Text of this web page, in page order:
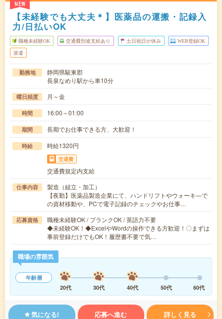
NEW
【未経験でも大丈夫＊】医薬品の運搬・記録入
力/日払いOK
職種未経験OK 交通費別途支給あり 土日祝日が休み WEB登録OK
派遣
勤務地
静岡県駿東郡
長泉なめり駅から車10分
曜日頻度 月～金
時間 16:00～01:00
期間 長期でお仕事できる方、大歓迎！
時給 時給1320円
交通費
交通費規定内支給
仕事内容
製造（組立・加工）
【夜勤】医薬品製造企業にて、ハンドリフトやウォーキ―で
の資材移動や、PCで電子記録のチェックやお仕事…
応募資格
職種未経験OK / ブランクOK / 英語力不要
◆未経験OK！◆ExcelやWordの操作できる方歓迎！〇まずは
事前登録だけでもOK！履歴書不要で気…
職場の雰囲気
年齢層
20代
30代 40代 50代 60代
気になる! 応募へ進む 詳しく見る